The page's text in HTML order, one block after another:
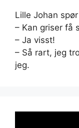
Lille Johan
– Kan griser få
– Ja visst!
– Så rart, jeg
jeg.